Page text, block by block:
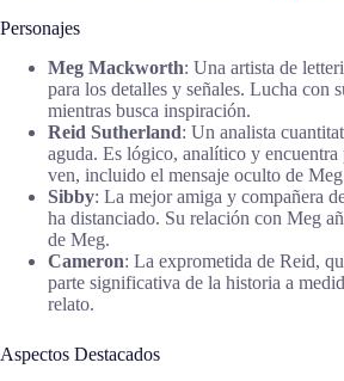
Personajes
Meg Mackworth: Una artista de
para los detalles y señales. Lucha con
mientras busca inspiración.
Reid Sutherland: Un analista
aguda. Es lógico, analítico y encuentra
ven, incluido el mensaje oculto de
Sibby: La mejor amiga y compañera
ha distanciado. Su relación con Meg
de Meg.
Cameron: La exprometida de Reid,
parte significativa de la historia a
relato.
Aspectos Destacados